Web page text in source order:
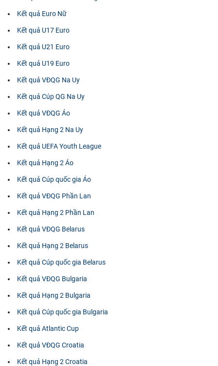
Kết quả Euro Nữ
Kết quả U17 Euro
Kết quả U21 Euro
Kết quả U19 Euro
Kết quả VĐQG Na Uy
Kết quả Cúp QG Na Uy
Kết quả VĐQG Áo
Kết quả Hạng 2 Na Uy
Kết quả UEFA Youth League
Kết quả Hạng 2 Áo
Kết quả Cúp quốc gia Áo
Kết quả VĐQG Phần Lan
Kết quả Hạng 2 Phần Lan
Kết quả VĐQG Belarus
Kết quả Hạng 2 Belarus
Kết quả Cúp quốc gia Belarus
Kết quả VĐQG Bulgaria
Kết quả Hạng 2 Bulgaria
Kết quả Cúp quốc gia Bulgaria
Kết quả Atlantic Cup
Kết quả VĐQG Croatia
Kết quả Hạng 2 Croatia